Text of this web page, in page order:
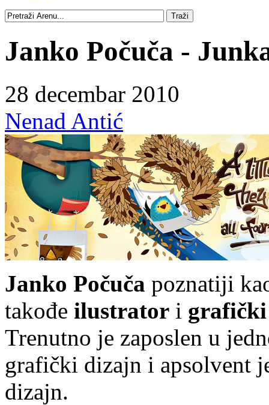
Janko Počuča -
28 decembar 2010
Nenad Antić
Janko Počuča poznatiji
takođe ilustrator i
Trenutno je zaposlen u
grafički dizajn i apsolvent
dizajn.